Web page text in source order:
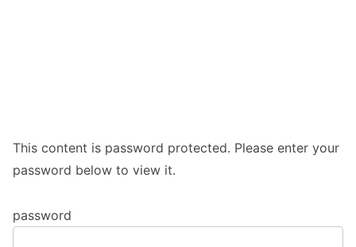
This content is password protected. Please enter your
password below to view it.
password